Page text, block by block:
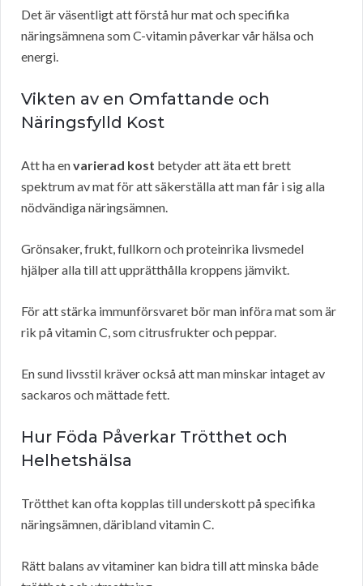
Det är väsentligt att förstå hur mat och specifika
näringsämnena som C-vitamin påverkar vår hälsa och
energi.
Vikten av en Omfattande och
Näringsfylld Kost
Att ha envarierad kost betyder att äta ett brett
spektrum av mat för att säkerställa att man får i sig alla
nödvändiga näringsämnen.
Grönsaker, frukt, fullkorn och proteinrika livsmedel
hjälper alla till att upprätthålla kroppens jämvikt.
För att stärka immunförsvaret bör man införa mat som är
rik på vitamin C, som citrusfrukter och peppar.
En sund livsstil kräver också att man minskar intaget av
sackaros och mättade fett.
Hur Föda Påverkar Trötthet och
Helhetshälsa
Trötthet kan ofta kopplas till underskott på specifika
näringsämnen, däribland vitamin C.
Rätt balans av vitaminer kan bidra till att minska både